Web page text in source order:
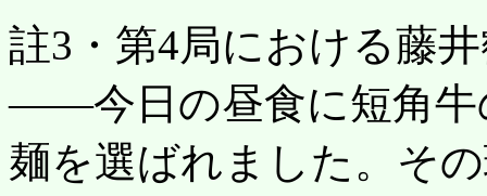
註3・第4局における藤
――今日の昼食に短角牛
麺を選ばれました。そ